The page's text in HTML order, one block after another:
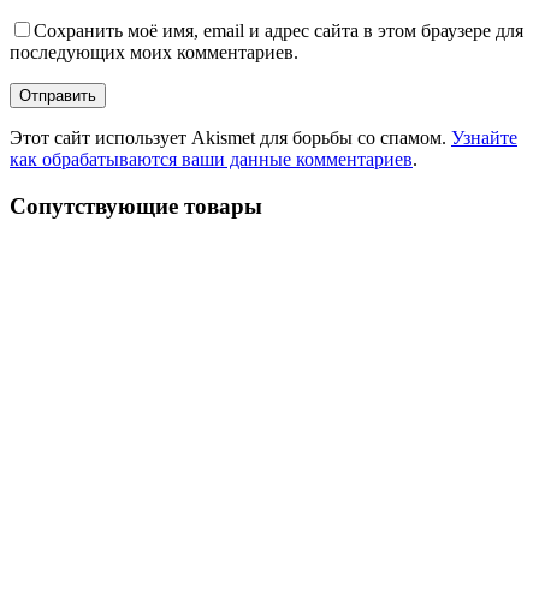
Сохранить моё имя, email и адрес сайта в этом браузере для
последующих моих комментариев.
Этот сайт использует Akismet для борьбы со спамом. Узнайте
как обрабатываются ваши данные комментариев.
Сопутствующие товары